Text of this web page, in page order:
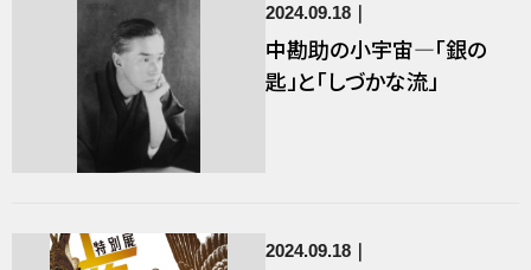
2024.09.18
中勘助の小宇宙―「銀の
匙」と「しづかな流」
2024.09.18